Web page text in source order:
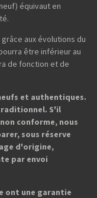
équivaut en
aux évolutions du
être inférieur au
de fonction et de
et authentiques.
S'il
conforme, nous
sous réserve
d'origine,
par envoi
ont une garantie